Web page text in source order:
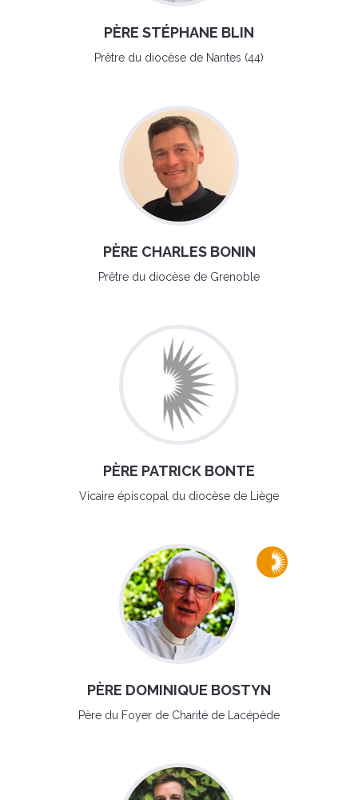
PÈRE STÉPHANE BLIN
Prêtre du diocèse de Nantes (44)
PÈRE CHARLES BONIN
Prêtre du diocèse de Grenoble
PÈRE PATRICK BONTE
Vicaire épiscopal du diocèse de Liège
PÈRE DOMINIQUE BOSTYN
Père du Foyer de Charité de Lacépède